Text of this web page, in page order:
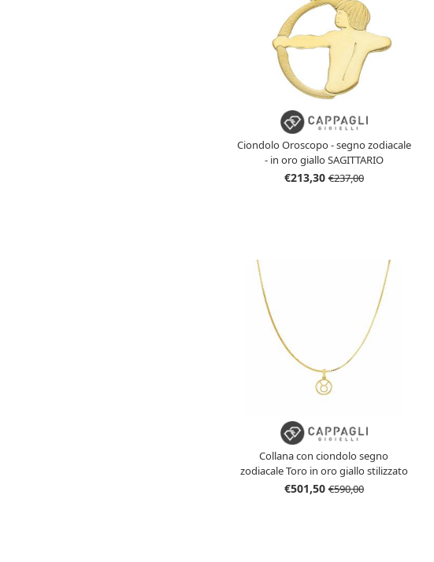
Ciondolo Oroscopo - segno zodiacale
- in oro giallo SAGITTARIO
€213,30€237,00
Collana con ciondolo segno
zodiacale Toro in oro giallo stilizzato
€501,50€590,00